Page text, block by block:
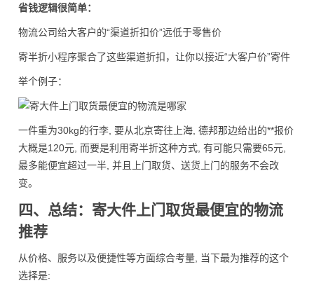
省钱逻辑很简单：
物流公司给大客户的“渠道折扣价”远低于零售价
寄半折小程序聚合了这些渠道折扣，让你以接近“大客户价”寄件
举个例子：
一件重为30kg的行李, 要从北京寄往上海, 德邦那边给出的**报价
大概是120元, 而要是利用寄半折这种方式, 有可能只需要65元,
最多能便宜超过一半, 并且上门取货、送货上门的服务不会改
变。
四、总结：寄大件上门取货最便宜的物流
推荐
从价格、服务以及便捷性等方面综合考量, 当下最为推荐的这个
选择是: